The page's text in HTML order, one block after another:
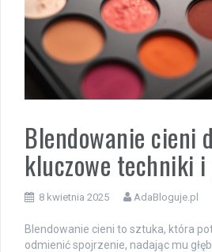
Blendowanie cieni
kluczowe techniki
8 kwietnia 2025 AdaBloguje.pl
Blendowanie cieni to sztuka, która
odmienić spojrzenie, nadając mu